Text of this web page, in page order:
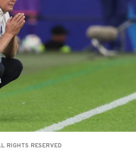
RIGHTS RESERVED